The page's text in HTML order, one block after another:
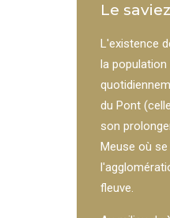
Le
L'existence
la
du Pont
son
Meuse où
fleuve.